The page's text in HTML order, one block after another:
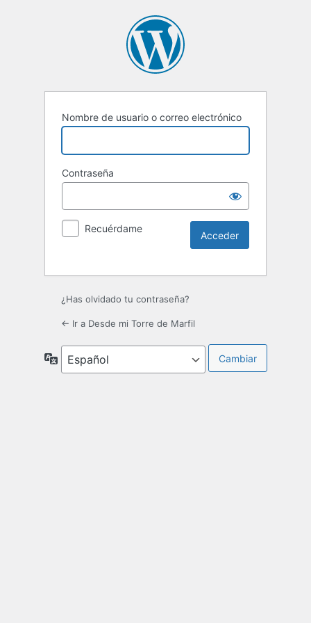
Nombre de usuario o correo electrónico
Contraseña
Recuérdame
¿Has olvidado tu contraseña?
← Ir a Desde mi Torre de Marfil
Idioma